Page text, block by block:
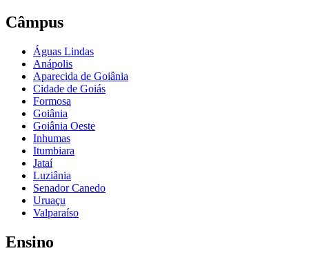
Câmpus
Águas Lindas
Anápolis
Aparecida de Goiânia
Cidade de Goiás
Formosa
Goiânia
Goiânia Oeste
Inhumas
Itumbiara
Jataí
Luziânia
Senador Canedo
Uruaçu
Valparaíso
Ensino